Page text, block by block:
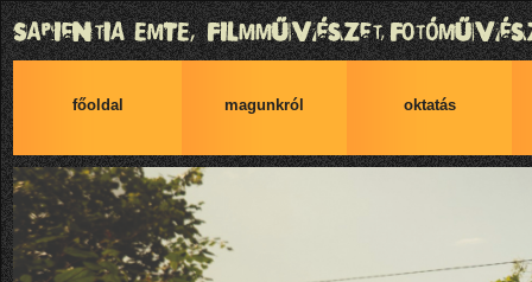
főoldal magunkról oktatás